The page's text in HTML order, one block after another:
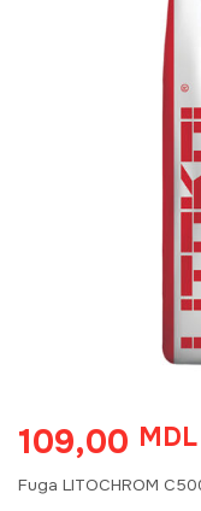
109,00 MDL
Fuga LITOCHROM